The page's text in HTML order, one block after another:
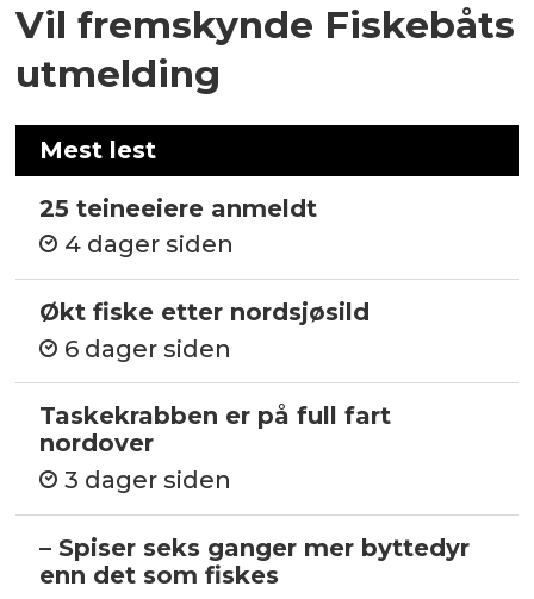
Vil fremskynde Fiskebåts
utmelding
Mest lest
25 teineeiere anmeldt
4 dager siden
Økt fiske etter nordsjøsild
6 dager siden
Taskekrabben er på full fart
nordover
3 dager siden
– Spiser seks ganger mer byttedyr
enn det som fiskes